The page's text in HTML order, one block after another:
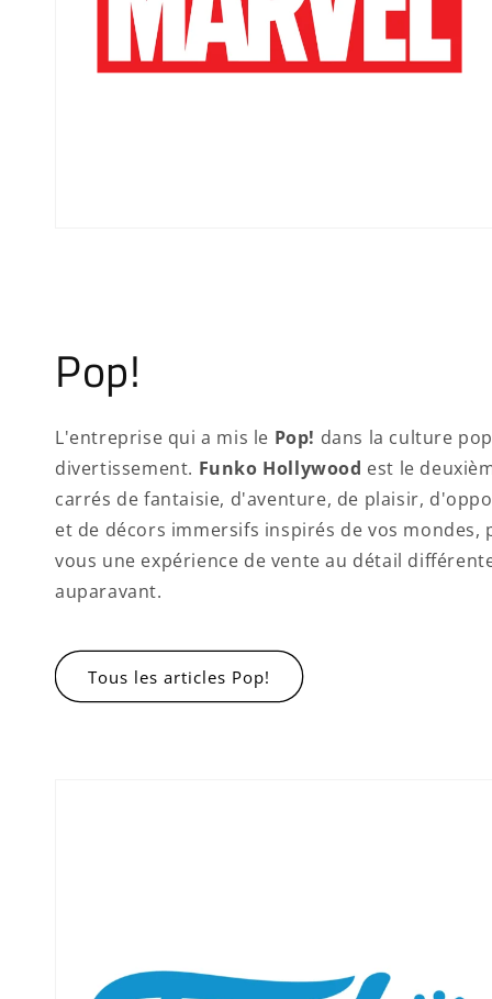
Pop!
L'entreprise qui a mis le Pop! dans la culture
divertissement. Funko Hollywood est le
carrés de fantaisie, d'aventure, de plaisir,
et de décors immersifs inspirés de vos
vous une expérience de vente au détail
auparavant.
Tous les articles Pop!